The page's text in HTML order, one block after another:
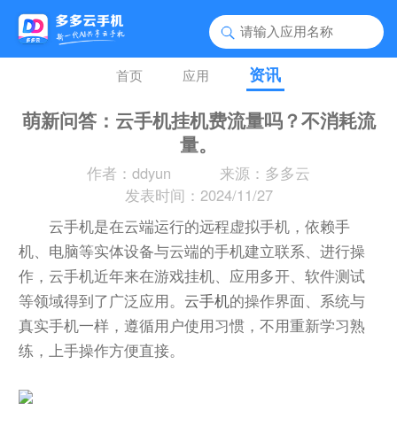
首页 应用 资讯
萌新问答：云手机挂机费流量吗？不消耗流
量。
作者：ddyun
来源：多多云
发表时间：2024/11/27
云手机是在云端运行的远程虚拟手机，依赖手
机、电脑等实体设备与云端的手机建立联系、进行操
作，云手机近年来在游戏挂机、应用多开、软件测试
等领域得到了广泛应用。 云手机的操作界面、系统与
真实手机一样，遵循用户使用习惯，不用重新学习熟
练，上手操作方便直接。